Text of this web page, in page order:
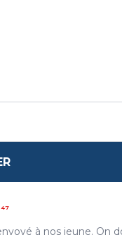
à nos jeune. On